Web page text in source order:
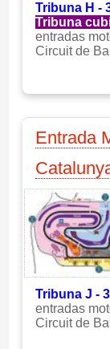
Tribuna H -
Tribuna
entradas
Circuit de
Entrada
Tribuna J -
entradas
Circuit de